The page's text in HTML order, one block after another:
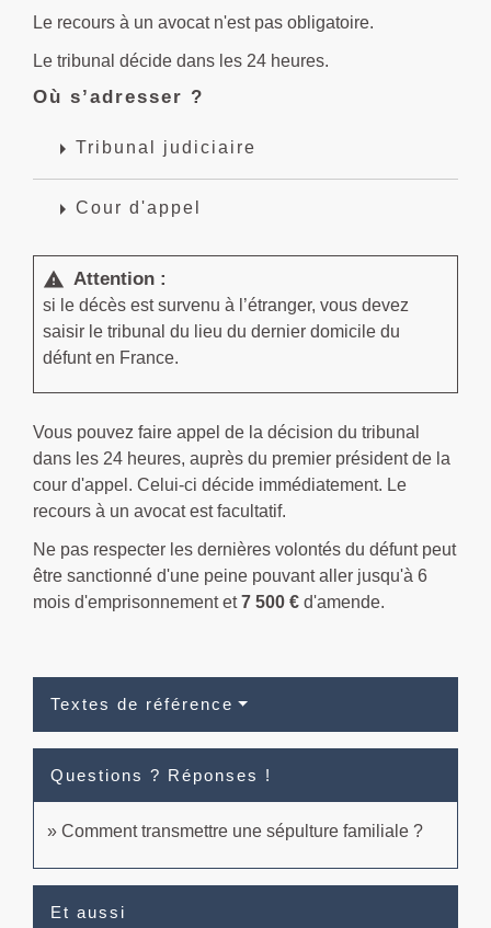
Le recours à un avocat n'est pas obligatoire.
Le tribunal décide dans les 24 heures.
Où s’adresser ?
arrow_right Tribunal judiciaire
arrow_right Cour d'appel
warning Attention :
si le décès est survenu à l’étranger, vous devez
saisir le tribunal du lieu du dernier domicile du
défunt en France.
Vous pouvez faire appel de la décision du tribunal
dans les 24 heures, auprès du premier président de la
cour d'appel. Celui-ci décide immédiatement. Le
recours à un avocat est facultatif.
Ne pas respecter les dernières volontés du défunt peut
être sanctionné d'une peine pouvant aller jusqu'à 6
mois d'emprisonnement et7 500 € d'amende.
Textes de référence
Questions ? Réponses !
Comment transmettre une sépulture familiale ?
Et aussi